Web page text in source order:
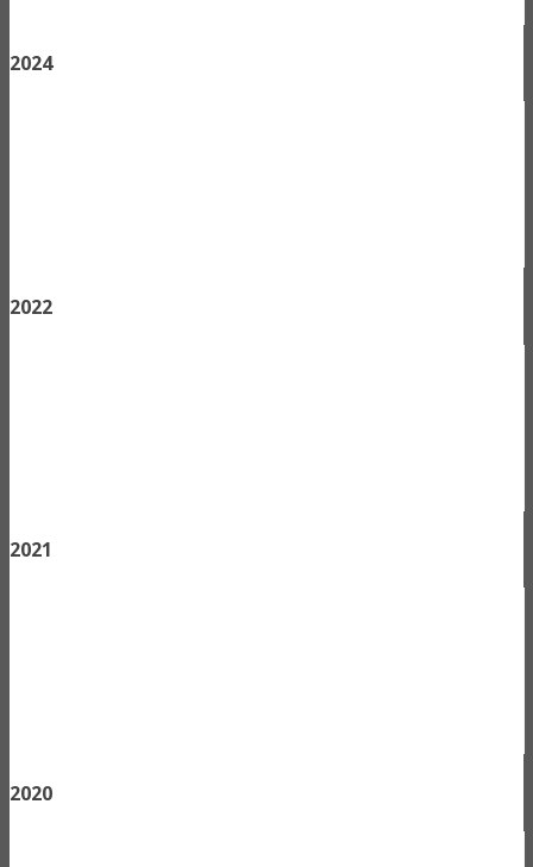
2024
2022
2021
2020